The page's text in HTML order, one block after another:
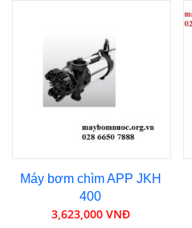
Máy bơm chìm APP JKH
400
3,623,000 VNĐ